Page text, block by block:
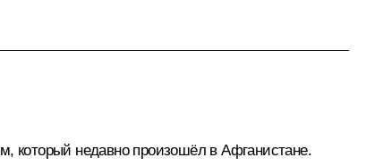
который недавно произошёл в Афганистане.